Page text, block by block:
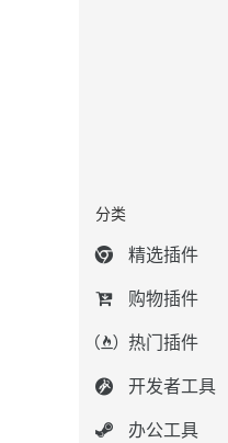
分类
精选插件
购物插件
热门插件
开发者工具
办公工具